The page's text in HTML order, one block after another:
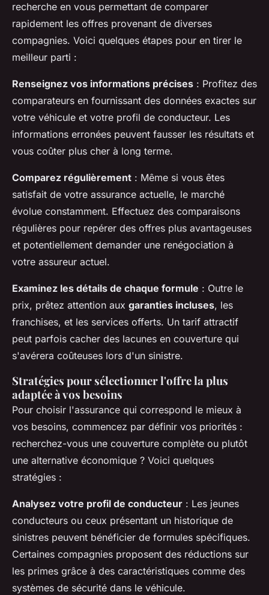
recherche en vous permettant de comparer
rapidement les offres provenant de diverses
compagnies. Voici quelques étapes pour en tirer le
meilleur parti :
Renseignez vos informations précises : Profitez des
comparateurs en fournissant des données exactes sur
votre véhicule et votre profil de conducteur. Les
informations erronées peuvent fausser les résultats et
vous coûter plus cher à long terme.
Comparez régulièrement : Même si vous êtes
satisfait de votre assurance actuelle, le marché
évolue constamment. Effectuez des comparaisons
régulières pour repérer des offres plus avantageuses
et potentiellement demander une renégociation à
votre assureur actuel.
Examinez les détails de chaque formule : Outre le
prix, prêtez attention aux garanties incluses, les
franchises, et les services offerts. Un tarif attractif
peut parfois cacher des lacunes en couverture qui
s'avérera coûteuses lors d'un sinistre.
Stratégies pour sélectionner l'offre la plus
adaptée à vos besoins
Pour choisir l'assurance qui correspond le mieux à
vos besoins, commencez par définir vos priorités :
recherchez-vous une couverture complète ou plutôt
une alternative économique ? Voici quelques
stratégies :
Analysez votre profil de conducteur : Les jeunes
conducteurs ou ceux présentant un historique de
sinistres peuvent bénéficier de formules spécifiques.
Certaines compagnies proposent des réductions sur
les primes grâce à des caractéristiques comme des
systèmes de sécurité dans le véhicule.